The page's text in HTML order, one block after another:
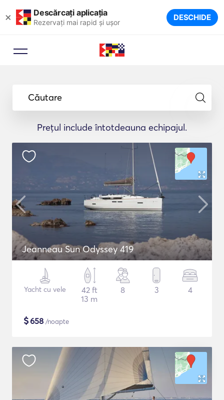
× Descărcați aplicația
Rezervați mai rapid și ușor DESCHIDE
Căutare
Prețul include întotdeauna echipajul.
Jeanneau Sun Odyssey 419
Yacht cu vele
42 ft
13 m
8 3 4
$658 /noapte